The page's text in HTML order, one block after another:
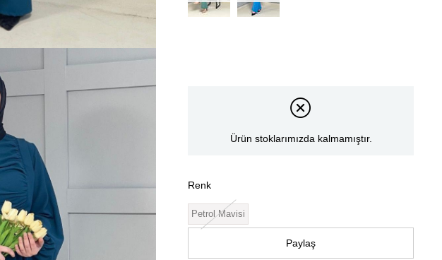
Ürün stoklarımızda kalmamıştır.
Renk
Petrol Mavisi
Paylaş